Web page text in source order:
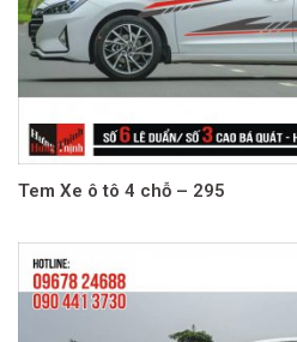
Tem Xe ô tô 4 chỗ – 295